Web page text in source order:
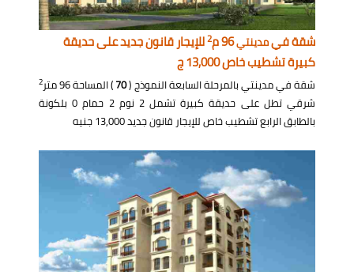
شقة فيمدينتي96 م 2للإيجار قانون جديد على حديقة
كبيرة تشطيب خاص 13,000 ج
شقة في مدينتي بالمرحلة السابعة النموذج (70) المساحة 96 متر 2
شرقي تطل على حديقة كبيرة تشمل 2 نوم 2 حمام 0 بلكونة
بالطابق الرابع تشطيب خاص للإيجار قانون جديد 13,000 جنيه